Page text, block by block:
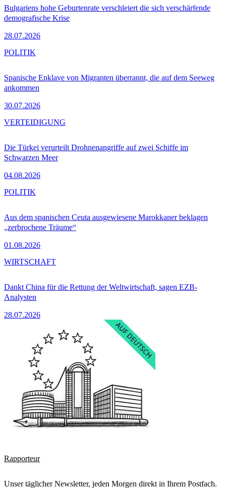
Bulgariens hohe Geburtenrate verschleiert die sich verschärfende
demografische Krise
28.07.2026
Spanische Enklave von Migranten überrannt, die auf dem Seeweg
ankommen
30.07.2026
POLITIK
Die Türkei verurteilt Drohnenangriffe auf zwei Schiffe im
Schwarzen Meer
04.08.2026
VERTEIDIGUNG
Aus dem spanischen Ceuta ausgewiesene Marokkaner beklagen
„zerbrochene Träume“
01.08.2026
POLITIK
Dankt China für die Rettung der Weltwirtschaft, sagen EZB-
Analysten
28.07.2026
WIRTSCHAFT
Rapporteur
Unser täglicher Newsletter, jeden Morgen direkt in Ihrem Postfach.